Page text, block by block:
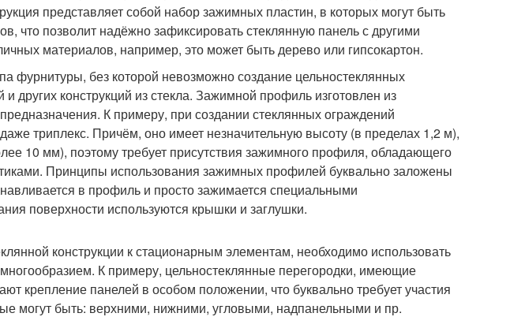
представляет собой набор зажимных пластин, в которых могут быть
что позволит надёжно зафиксировать стеклянную панель с другими
материалов, например, это может быть дерево или гипсокартон.
фурнитуры, без которой невозможно создание цельностеклянных
других конструкций из стекла. Зажимной профиль изготовлен из
К примеру, при создании стеклянных ограждений
триплекс. Причём, оно имеет незначительную высоту (в пределах 1,2 м),
10 мм), поэтому требует присутствия зажимного профиля, обладающего
Принципы использования зажимных профилей буквально заложены
в профиль и просто зажимается специальными
поверхности используются крышки и заглушки.
конструкции к стационарным элементам, необходимо использовать
К примеру, цельностеклянные перегородки, имеющие
крепление панелей в особом положении, что буквально требует участия
могут быть: верхними, нижними, угловыми, надпанельными и пр.